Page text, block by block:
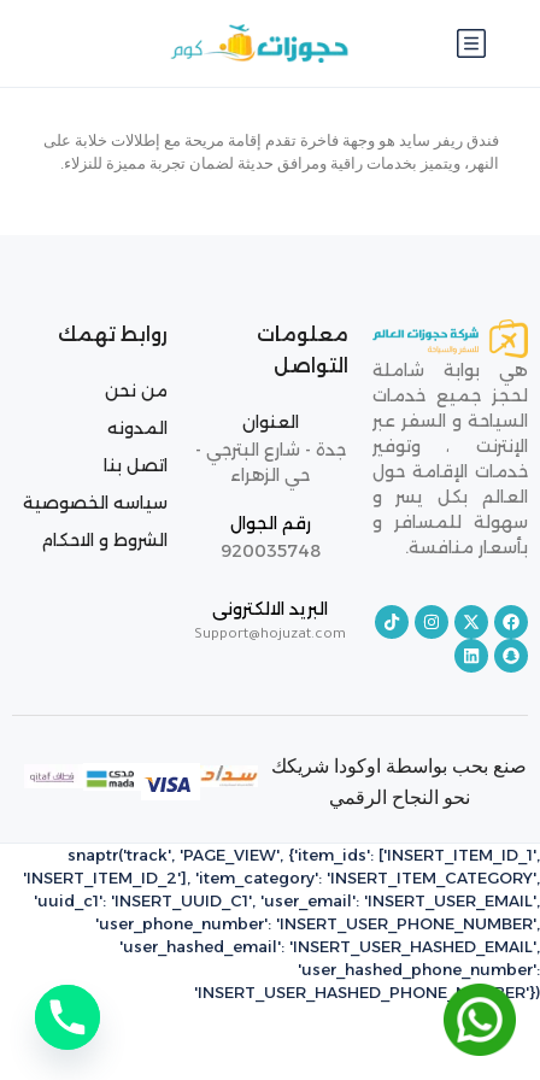
فندق ريفر سايد هو وجهة فاخرة تقدم إقامة مريحة مع إطلالات خلابة على
النهر، ويتميز بخدمات راقية ومرافق حديثة لضمان تجربة مميزة للنزلاء.
هي بوابة شاملة
لحجز جميع خدمات
السياحة و السفر عبر
الإنترنت ، وتوفير
خدمات الإقامة حول
العالم بكل يسر و
سهولة للمسافر و
بأسعار منافسة.
معلومات
التواصل
العنوان
جدة - شارع البترجي -
حي الزهراء
رقم الجوال
920035748
البريد الالكترونى
Support@hojuzat.com
روابط تهمك
من نحن
المدونه
اتصل بنا
سياسه الخصوصية
الشروط و الاحكام
صنع بحب بواسطة اوكودا شريكك
نحو النجاح الرقمي
snaptr('track', 'PAGE_VIEW', {'item_ids': ['INSERT_ITEM_ID_1',
'INSERT_ITEM_ID_2'], 'item_category': 'INSERT_ITEM_CATEGORY',
'uuid_c1': 'INSERT_UUID_C1', 'user_email': 'INSERT_USER_EMAIL',
'user_phone_number': 'INSERT_USER_PHONE_NUMBER',
'user_hashed_email': 'INSERT_USER_HASHED_EMAIL',
'user_hashed_phone_number':
'INSERT_USER_HASHED_PHONE_NUMBER'})